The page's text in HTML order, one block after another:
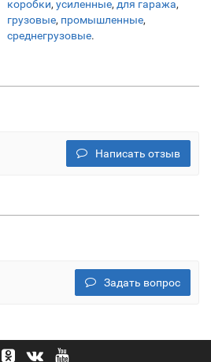
коробки, усиленные, для гаража,
грузовые, промышленные,
среднегрузовые.
Написать отзыв
Задать вопрос